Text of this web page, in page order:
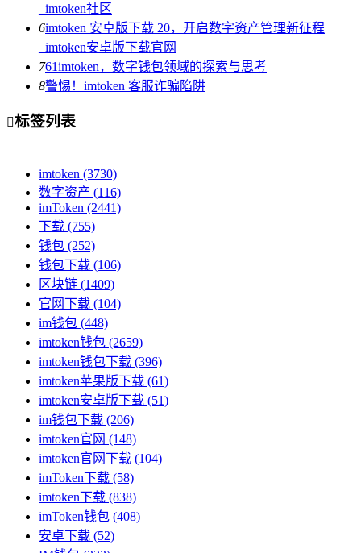
_imtoken社区
6imtoken 安卓版下载 20，开启数字资产管理新征程
_imtoken安卓版下载官网
761imtoken，数字钱包领域的探索与思考
8警惕！imtoken 客服诈骗陷阱
标签列表
imtoken (3730)
数字资产 (116)
imToken (2441)
下载 (755)
钱包 (252)
钱包下载 (106)
区块链 (1409)
官网下载 (104)
im钱包 (448)
imtoken钱包 (2659)
imtoken钱包下载 (396)
imtoken苹果版下载 (61)
imtoken安卓版下载 (51)
im钱包下载 (206)
imtoken官网 (148)
imtoken官网下载 (104)
imToken下载 (58)
imtoken下载 (838)
imToken钱包 (408)
安卓下载 (52)